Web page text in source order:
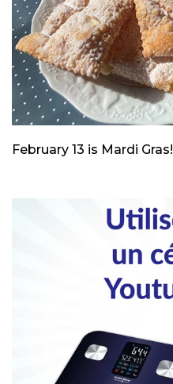
February 13 is Mardi Gras!